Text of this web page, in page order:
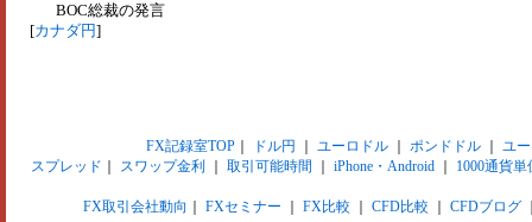
BOC総裁の発言
[カナダ円]
FX記録室TOP｜ ドル円 ユーロドル｜ ポンドドル｜ ユ
スプレッド
スワップ金利 取引可能時間 iPhone・Android 1000通貨単
FX取引会社動向 FXセミナー FX比較 CFD比較 CFDブログ